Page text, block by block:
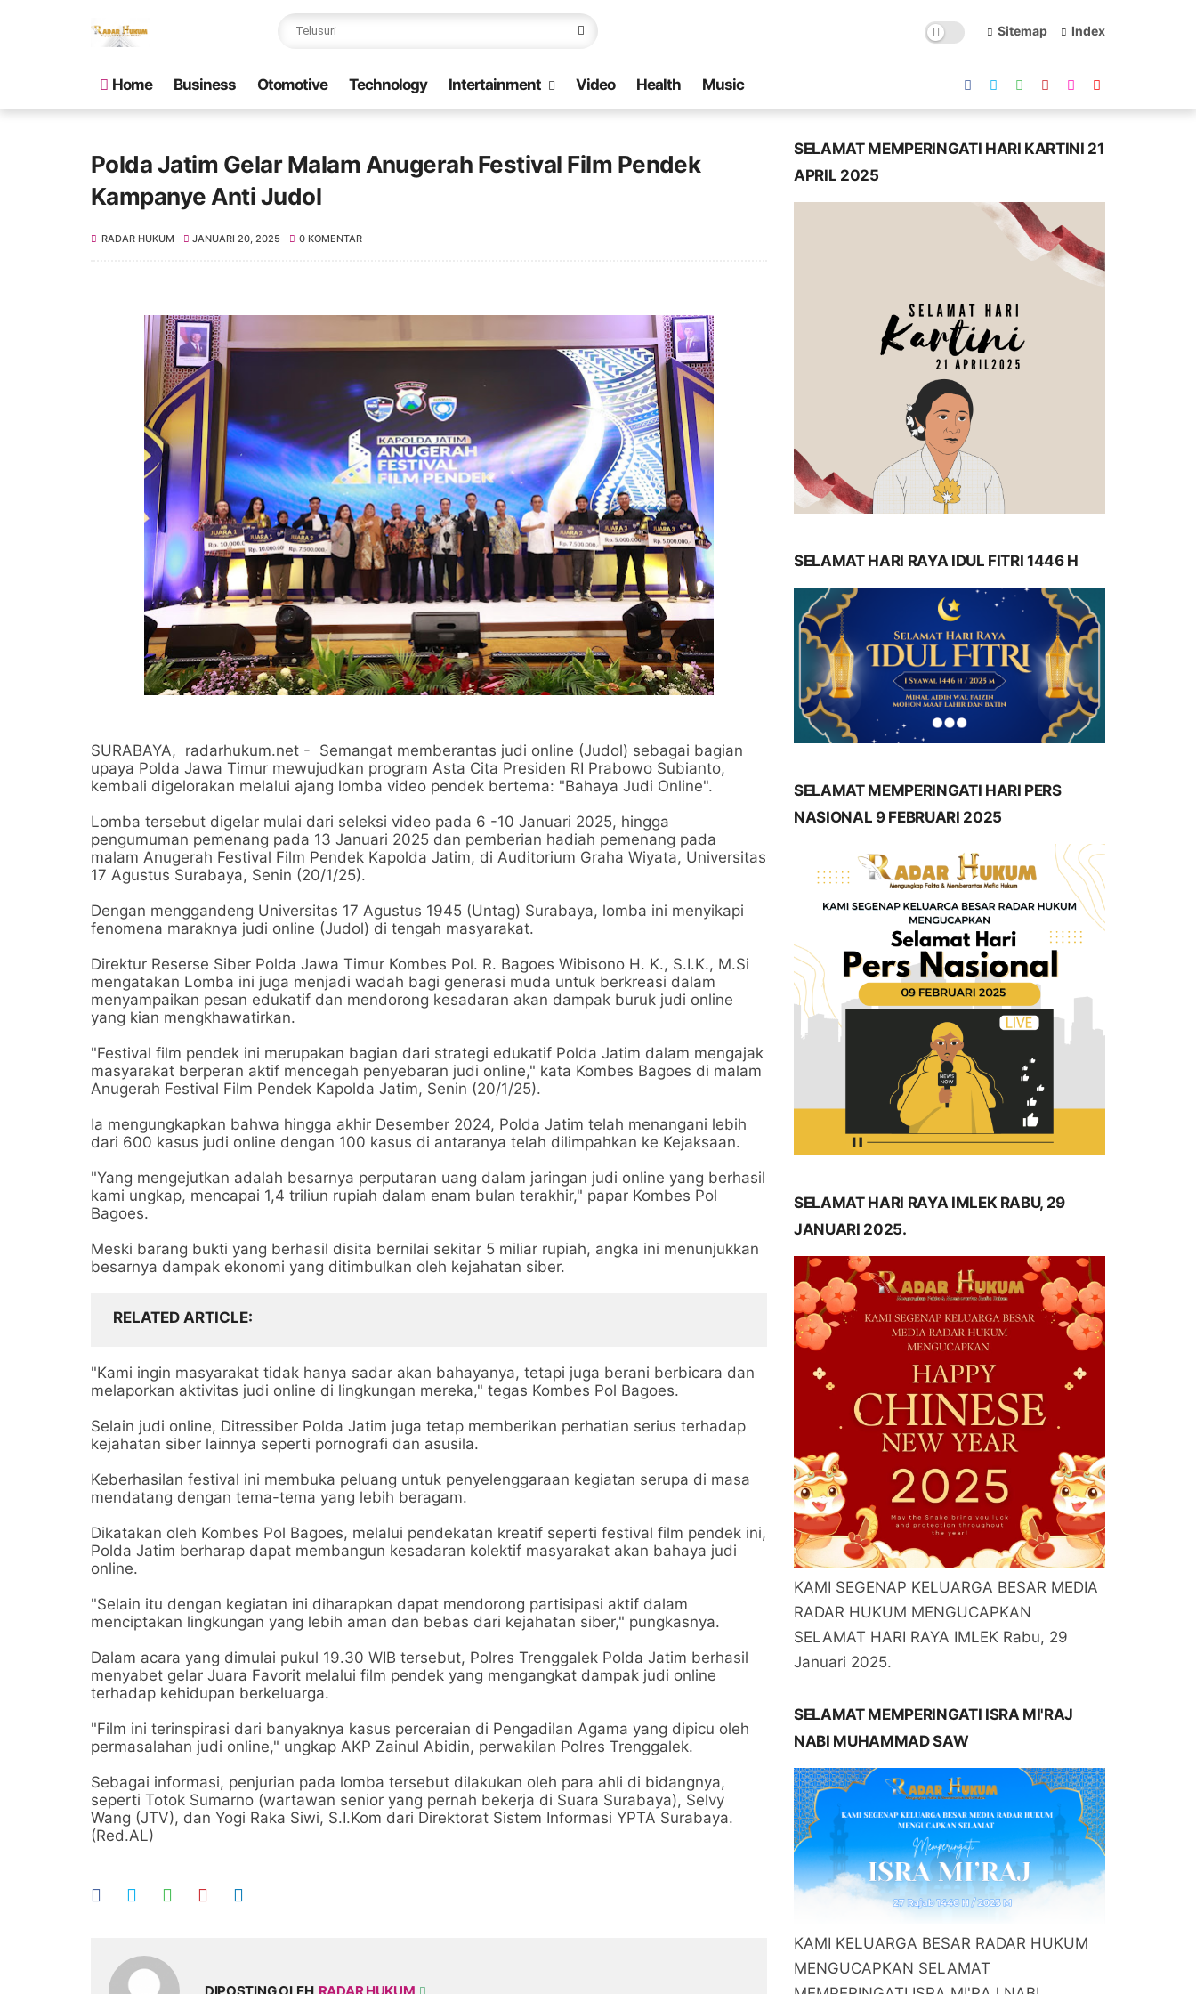
Sitemap Index
Home Business Otomotive Technology Intertainment Video Health Music
Polda Jatim Gelar Malam Anugerah Festival Film Pendek
Kampanye Anti Judol
RADAR HUKUM JANUARI 20, 2025 0 KOMENTAR
SURABAYA, radarhukum.net - Semangat memberantas judi online (Judol) sebagai bagian
upaya Polda Jawa Timur mewujudkan program Asta Cita Presiden RI Prabowo Subianto,
kembali digelorakan melalui ajang lomba video pendek bertema: "Bahaya Judi Online".
Lomba tersebut digelar mulai dari seleksi video pada 6 -10 Januari 2025, hingga
pengumuman pemenang pada 13 Januari 2025 dan pemberian hadiah pemenang pada
malam Anugerah Festival Film Pendek Kapolda Jatim, di Auditorium Graha Wiyata, Universitas
17 Agustus Surabaya, Senin (20/1/25).
Dengan menggandeng Universitas 17 Agustus 1945 (Untag) Surabaya, lomba ini menyikapi
fenomena maraknya judi online (Judol) di tengah masyarakat.
Direktur Reserse Siber Polda Jawa Timur Kombes Pol. R. Bagoes Wibisono H. K., S.I.K., M.Si
mengatakan Lomba ini juga menjadi wadah bagi generasi muda untuk berkreasi dalam
menyampaikan pesan edukatif dan mendorong kesadaran akan dampak buruk judi online
yang kian mengkhawatirkan.
"Festival film pendek ini merupakan bagian dari strategi edukatif Polda Jatim dalam mengajak
masyarakat berperan aktif mencegah penyebaran judi online," kata Kombes Bagoes di malam
Anugerah Festival Film Pendek Kapolda Jatim, Senin (20/1/25).
Ia mengungkapkan bahwa hingga akhir Desember 2024, Polda Jatim telah menangani lebih
dari 600 kasus judi online dengan 100 kasus di antaranya telah dilimpahkan ke Kejaksaan.
"Yang mengejutkan adalah besarnya perputaran uang dalam jaringan judi online yang berhasil
kami ungkap, mencapai 1,4 triliun rupiah dalam enam bulan terakhir," papar Kombes Pol
Bagoes.
Meski barang bukti yang berhasil disita bernilai sekitar 5 miliar rupiah, angka ini menunjukkan
besarnya dampak ekonomi yang ditimbulkan oleh kejahatan siber.
RELATED ARTICLE
"Kami ingin masyarakat tidak hanya sadar akan bahayanya, tetapi juga berani berbicara dan
melaporkan aktivitas judi online di lingkungan mereka," tegas Kombes Pol Bagoes.
Selain judi online, Ditressiber Polda Jatim juga tetap memberikan perhatian serius terhadap
kejahatan siber lainnya seperti pornografi dan asusila.
Keberhasilan festival ini membuka peluang untuk penyelenggaraan kegiatan serupa di masa
mendatang dengan tema-tema yang lebih beragam.
Dikatakan oleh Kombes Pol Bagoes, melalui pendekatan kreatif seperti festival film pendek ini,
Polda Jatim berharap dapat membangun kesadaran kolektif masyarakat akan bahaya judi
online.
"Selain itu dengan kegiatan ini diharapkan dapat mendorong partisipasi aktif dalam
menciptakan lingkungan yang lebih aman dan bebas dari kejahatan siber," pungkasnya.
Dalam acara yang dimulai pukul 19.30 WIB tersebut, Polres Trenggalek Polda Jatim berhasil
menyabet gelar Juara Favorit melalui film pendek yang mengangkat dampak judi online
terhadap kehidupan berkeluarga.
"Film ini terinspirasi dari banyaknya kasus perceraian di Pengadilan Agama yang dipicu oleh
permasalahan judi online," ungkap AKP Zainul Abidin, perwakilan Polres Trenggalek.
Sebagai informasi, penjurian pada lomba tersebut dilakukan oleh para ahli di bidangnya,
seperti Totok Sumarno (wartawan senior yang pernah bekerja di Suara Surabaya), Selvy
Wang (JTV), dan Yogi Raka Siwi, S.I.Kom dari Direktorat Sistem Informasi YPTA Surabaya.
(Red.AL)
DIPOSTING OLEH RADAR HUKUM
SELAMAT MEMPERINGATI HARI KARTINI 21
APRIL 2025
SELAMAT HARI RAYA IDUL FITRI 1446 H
SELAMAT MEMPERINGATI HARI PERS
NASIONAL 9 FEBRUARI 2025
SELAMAT HARI RAYA IMLEK RABU, 29
JANUARI 2025.
KAMI SEGENAP KELUARGA BESAR MEDIA
RADAR HUKUM MENGUCAPKAN
SELAMAT HARI RAYA IMLEK Rabu, 29
Januari 2025.
SELAMAT MEMPERINGATI ISRA MI'RAJ
NABI MUHAMMAD SAW
KAMI KELUARGA BESAR RADAR HUKUM
MENGUCAPKAN SELAMAT